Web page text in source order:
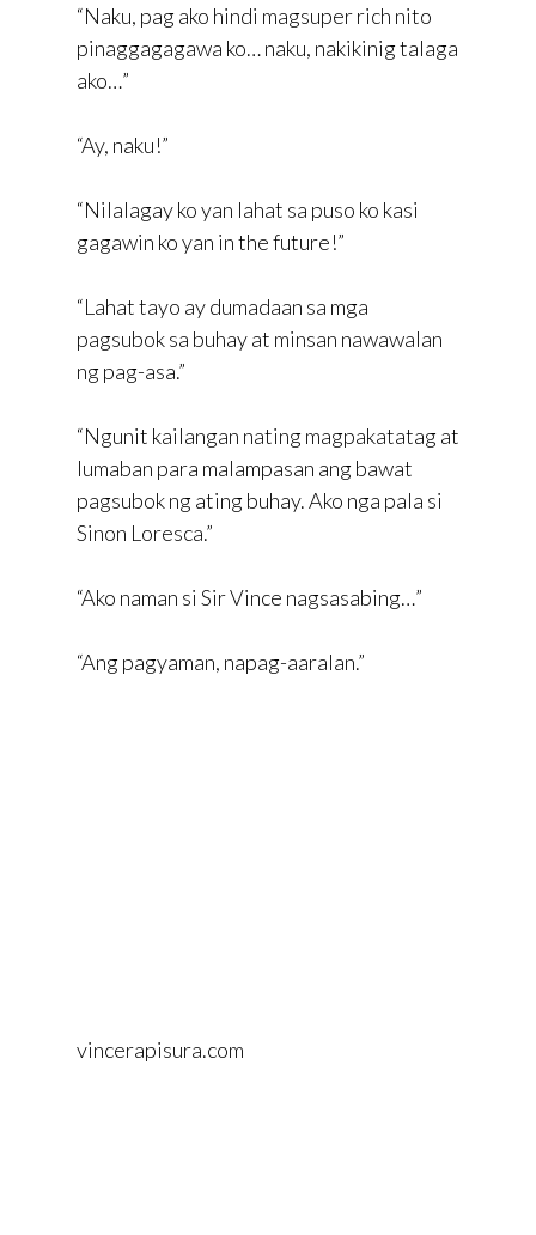
“Naku, pag ako hindi magsuper rich nito
pinaggagagawa ko… naku, nakikinig talaga
ako…”
“Ay, naku!”
“Nilalagay ko yan lahat sa puso ko kasi
gagawin ko yan in the future!”
“Lahat tayo ay dumadaan sa mga
pagsubok sa buhay at minsan nawawalan
ng pag-asa.”
“Ngunit kailangan nating magpakatatag at
lumaban para malampasan ang bawat
pagsubok ng ating buhay. Ako nga pala si
Sinon Loresca.”
“Ako naman si Sir Vince nagsasabing…”
“Ang pagyaman, napag-aaralan.”
vincerapisura.com